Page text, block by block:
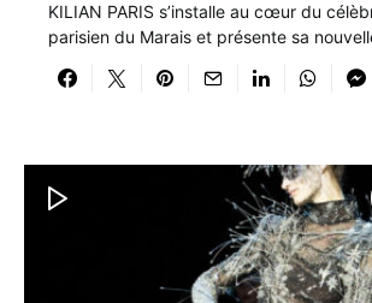
KILIAN PARIS s’installe au cœur du
parisien du Marais et présente sa